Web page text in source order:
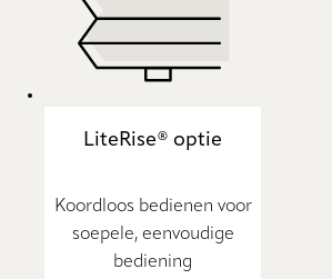
LiteRise® optie
Koordloos bedienen voor
soepele, eenvoudige
bediening